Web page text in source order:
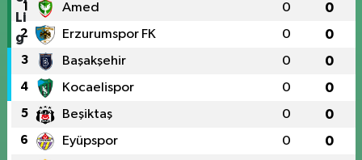
1 Amed 0 0
2 Erzurumspor FK 0 0
3 Başakşehir 0 0
4 Kocaelispor 0 0
5 Beşiktaş 0 0
6 Eyüpspor 0 0